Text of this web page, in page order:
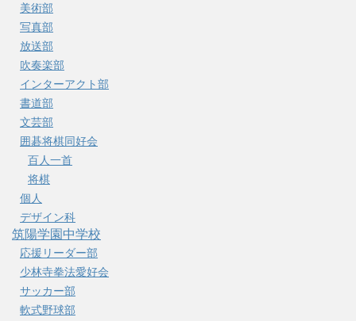
美術部
写真部
放送部
吹奏楽部
インターアクト部
書道部
文芸部
囲碁将棋同好会
百人一首
将棋
個人
デザイン科
筑陽学園中学校
応援リーダー部
少林寺拳法愛好会
サッカー部
軟式野球部